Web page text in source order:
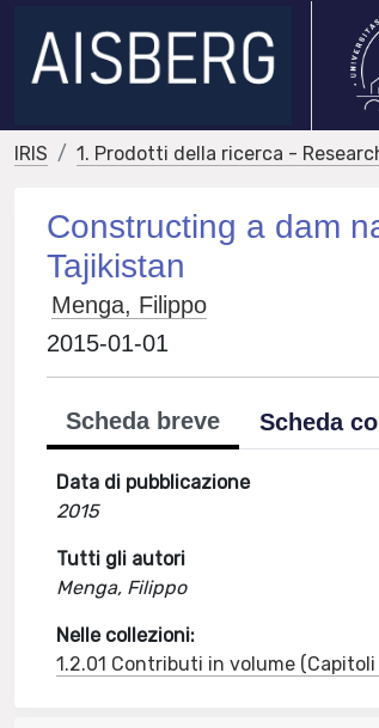
IRIS 1. Prodotti della ricerca -
Constructing a dam
Tajikistan
Menga, Filippo
2015-01-01
Scheda breve Scheda
Data di pubblicazione
2015
Tutti gli autori
Menga, Filippo
Nelle collezioni:
1.2.01 Contributi in volume